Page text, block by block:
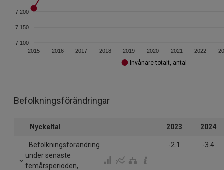
2015 2016 2017 2018 2019 2020 2021 2022
7 100
7 150
7 200
Invånare totalt, antal
Befolkningsförändringar
Nyckeltal 2023 2024
Befolkningsförändring
under senaste
femårsperioden,
-2.1 -3.4